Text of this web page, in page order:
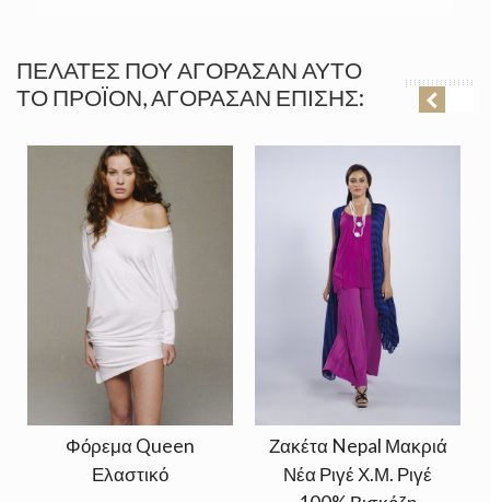
ΠΕΛΆΤΕΣ ΠΟΥ ΑΓΌΡΑΣΑΝ ΑΥΤΌ
ΤΟ ΠΡΟΪΌΝ, ΑΓΌΡΑΣΑΝ ΕΠΊΣΗΣ:
Φόρεμα Queen
Ελαστικό
Ζακέτα Nepal Μακριά
Νέα Ριγέ Χ.Μ. Ριγέ